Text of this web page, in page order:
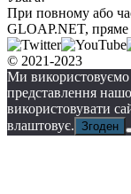
При повному або
GLOAP.NET, пряме
© 2021-2023
Ми
представлення
використовувати
влаштовує. Згоден